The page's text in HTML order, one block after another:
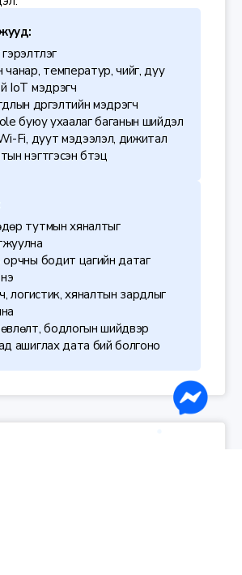
чанар, температур, чийг, дуу
IoT мэдрэгч
дүүргэлтийн мэдрэгч
буюу ухаалаг баганын шийдэл
Fi, дуут мэдээлэл, дижитал
нэгтгэсэн бүтэц
тутмын хяналтыг
орчны бодит цагийн датаг
логистик, хяналтын зардлыг
бодлогын шийдвэр
ашиглах дата бий болгоно